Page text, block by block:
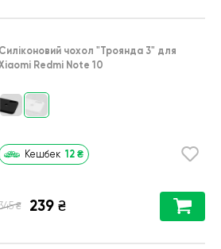
Силіконовий чохол "Троянда 3" для
Redmi Note 10
Кешбек 12 ₴
₴ 239 ₴